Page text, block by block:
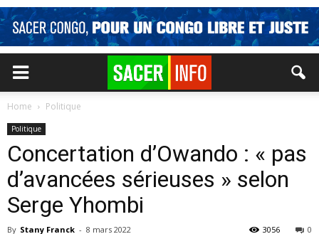
Home Politique
Politique
Concertation d’Owando : « pas
d’avancées sérieuses » selon
Serge Yhombi
By Stany Franck - 8 mars 2022 0
3056